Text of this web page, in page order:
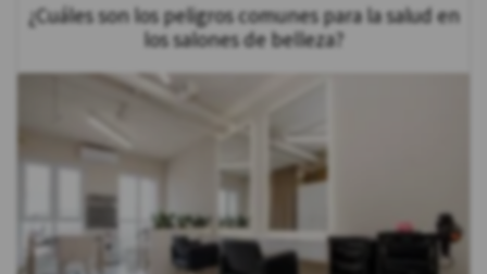
¿Cuáles son los peligros comunes para la salud en
los salones de belleza?